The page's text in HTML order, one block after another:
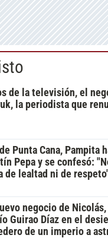
de la televisión, el
la periodista que
Punta Cana, Pampita
Pepa y se confesó:
de lealtad ni de
negocio de
Guirao Díaz en el
de un imperio a